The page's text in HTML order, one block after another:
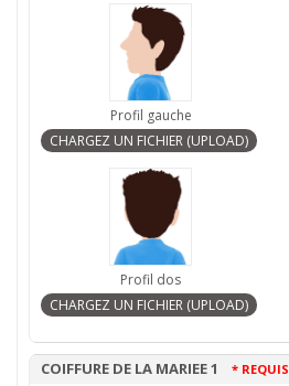
Profil gauche
Profil dos
COIFFURE DE LA MARIEE 1 * REQUIS